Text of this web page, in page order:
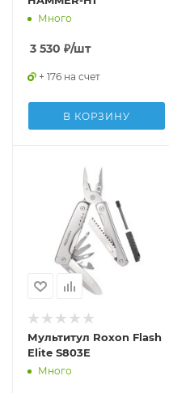
Много
3 530 ₽/шт
+ 176 на счет
В КОРЗИНУ
Мультитул Roxon Flash
Elite S803E
Много